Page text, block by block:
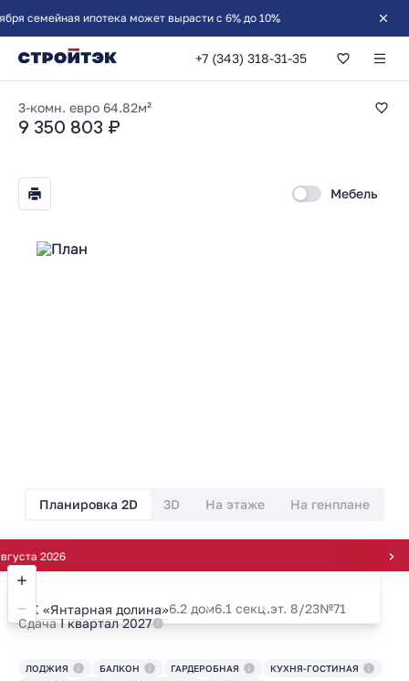
ипотека может вырасти с 6% до 10%
+7 (343) 318-31-35
2-комнатная
3-комн. евро 64.82м²
9 350 803 ₽
2026
Мебель
Планировка 2D 3D На этаже На генплане
ЖК «Янтарная долина»6.2 дом6.1 секц.эт. 8/23№71
СдачаI квартал 2027
ЛОДЖИЯ БАЛКОН ГАРДЕРОБНАЯ
КУХНЯ-ГОСТИНАЯ